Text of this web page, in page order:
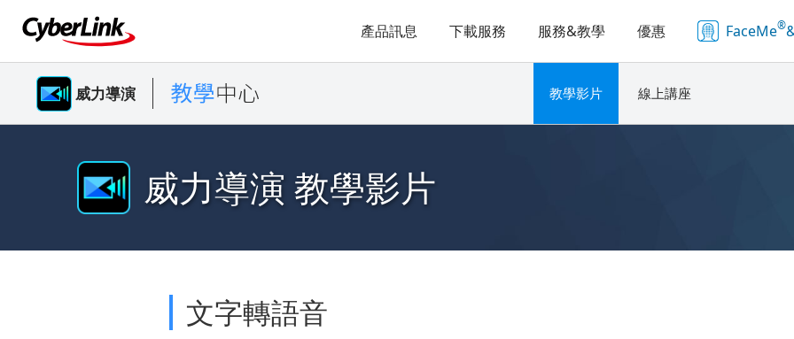
產品訊息 下載服務 服務&教學 優惠 FaceMe®
威力導演 教學影片 線上講座
威力導演 教學影片
文字轉語音